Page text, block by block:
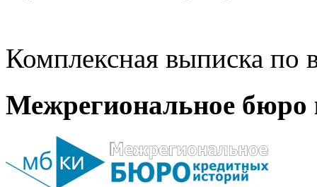
Комплексная выписка
Межрегиональное бюро